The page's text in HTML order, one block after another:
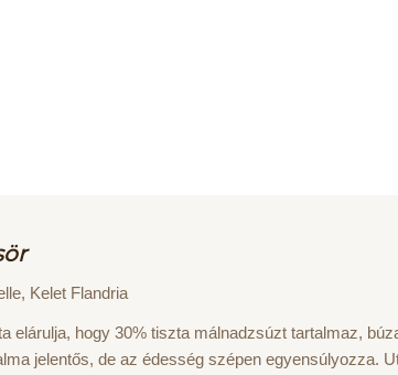
Kelet Flandria
elárulja, hogy 30% tiszta málnadzsúzt tartalmaz,
jelentős, de az édesség szépen egyensúlyozza.